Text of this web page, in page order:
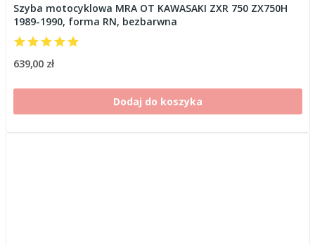
Szyba motocyklowa MRA OT KAWASAKI ZXR 750 ZX750H
1989-1990, forma RN, bezbarwna
639,00 zł
Dodaj do koszyka